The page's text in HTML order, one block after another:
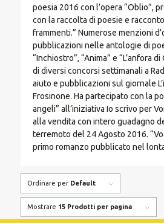
poesia 2016 con l’opera “Oblio”,
con la raccolta di poesie e
frammenti.” Numerose menzioni
pubblicazioni nelle antologie di
“Inchiostro”, “Anima” e “L’anfora
di diversi concorsi settimanali a
aiuto e pubblicazioni sul giornale
Frosinone. Ha partecipato con la
angeli” all’iniziativa Io scrivo per
alla vendita con intero guadagno
terremoto del 24 Agosto 2016.
primo romanzo pubblicato nel
Ordinare per Default
Mostrare 15 Prodotti per pagina